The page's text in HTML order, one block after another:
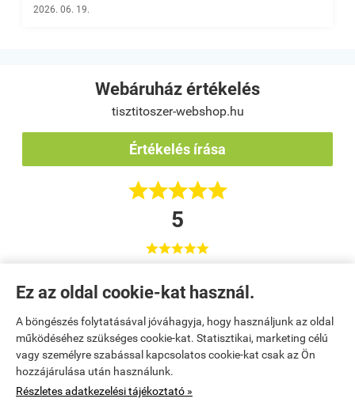
Ez az oldal cookie-kat használ.
A böngészés folytatásával jóváhagyja, hogy használjunk az oldal
működéséhez szükséges cookie-kat. Statisztikai, marketing célú
vagy személyre szabással kapcsolatos cookie-kat csak az Ön
hozzájárulása után használunk.
Részletes adatkezelési tájékoztató »
2026. 06. 19.
Webáruház értékelés
tisztitoszer-webshop.hu
Értékelés írása

5

Váci Sport Közhasznú Nonprofit Kft. / Tumpek Tímea
Kezdőlap|Regisztráció|Kosár tartalma, megrendelés|
Rendelési feltételek|Bemutatkozás